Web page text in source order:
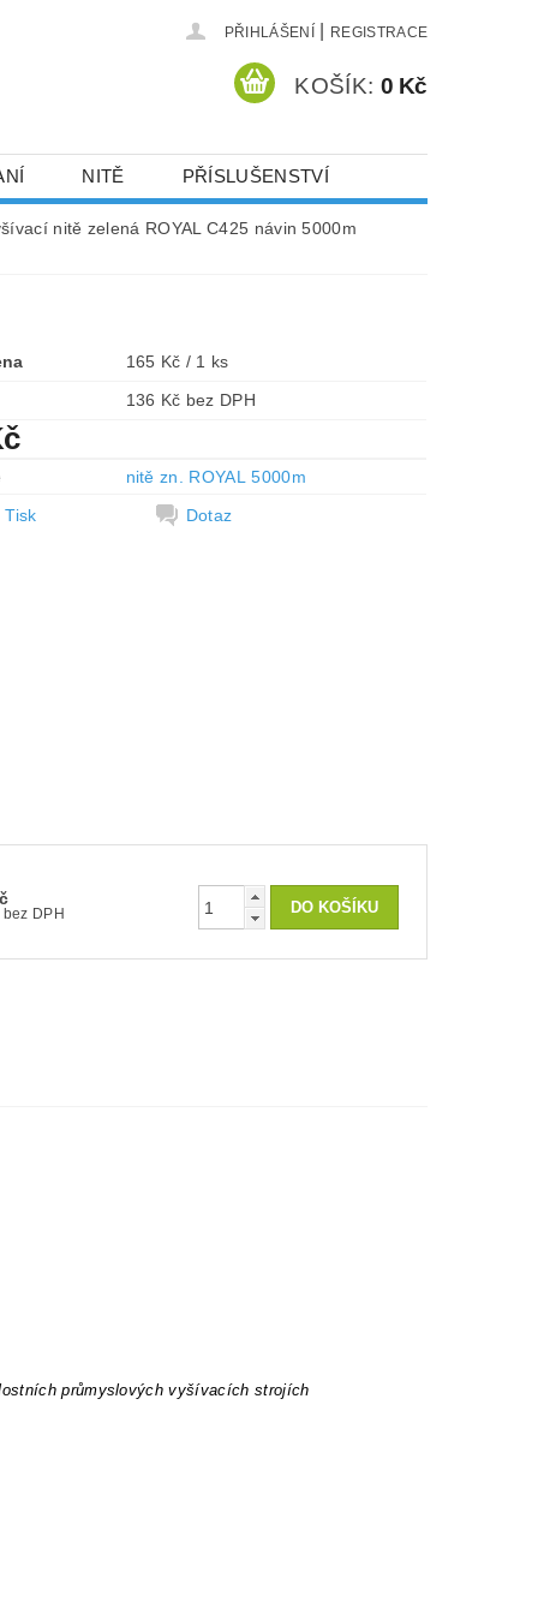
PŘIHLÁŠENÍ REGISTRACE
KOŠÍK: 0 Kč
NITĚ PŘÍSLUŠENSTVÍ
A SLEVY HOT-FIX KAMENY
nitě zelená ROYAL C425 návin 5000m
165 Kč / 1 ks
136 Kč bez DPH
nitě zn. ROYAL 5000m
Tisk
Dotaz
136 Kč bez DPH
průmyslových vyšívacích strojích